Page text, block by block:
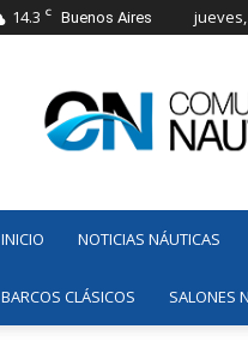
14.3 C Buenos Aires
Náutica
INICIO NOTICIAS NÁUTICAS
BARCOS CLÁSICOS SALONES